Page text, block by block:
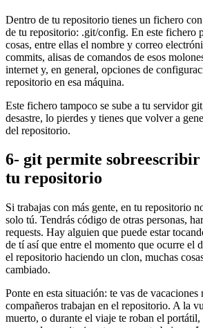
Dentro de tu repositorio tienes un fichero
de tu repositorio: .git/config. En este fichero
cosas, entre ellas el nombre y correo
commits, alisas de comandos de esos
internet y, en general, opciones de
repositorio en esa máquina.
Este fichero tampoco se sube a tu servidor
desastre, lo pierdes y tienes que volver a
del repositorio.
6- git permite
tu repositorio
Si trabajas con más gente, en tu repositorio
solo tú. Tendrás código de otras personas,
requests. Hay alguien que puede estar
de tí así que entre el momento que ocurre el
el repositorio haciendo un clon, muchas
cambiado.
Ponte en esta situación: te vas de vacaciones
compañeros trabajan en el repositorio. A la
muerto, o durante el viaje te roban el portátil,